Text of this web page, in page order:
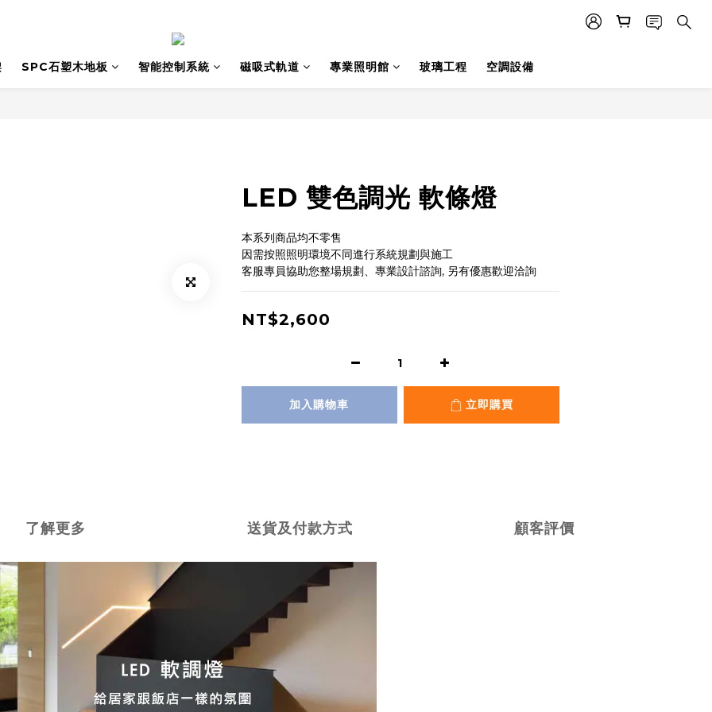
SPC石塑木地板 智能控制系統 磁吸式軌道 專業照明館 玻璃工程 空調設備
LED 雙色調光 軟條燈
本系列商品均不零售
因需按照照明環境不同進行系統規劃與施工
客服專員協助您整場規劃、專業設計諮詢, 另有優惠歡迎洽詢
NT$2,600
加入購物車 立即購買
了解更多 送貨及付款方式 顧客評價